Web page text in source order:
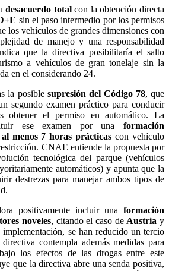
desacuerdo totalcon la obtención directa
sin el paso intermedio por los permisos
los vehículos de grandes dimensiones con
de manejo y una responsabilidad
que la directiva posibilitaría el salto
a vehículos de gran tonelaje sin la
en el considerando 24.
la posible supresión del Código 78, que
segundo examen práctico para conducir
obtener el permiso en automático. La
ese examen por una formación
menos 7 horas prácticas con vehículo
CNAE entiende la propuesta por
tecnológica del parque (vehículos
automáticos) y apunta que la
destrezas para manejar ambos tipos de
positivamente incluir una formación
noveles, citando el caso de Austria y
implementación, se han reducido un tercio
contempla además medidas para
los efectos de las drogas entre este
que la directiva abre una senda positiva,